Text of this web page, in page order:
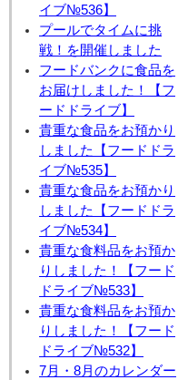
イブ№536】
プールでタイムに挑
戦！を開催しました
フードバンクに食品を
お届けしました！【フ
ードドライブ】
貴重な食品をお預かり
しました【フードドラ
イブ№535】
貴重な食品をお預かり
しました【フードドラ
イブ№534】
貴重な食料品をお預か
りしました！【フード
ドライブ№533】
貴重な食料品をお預か
りしました！【フード
ドライブ№532】
7月・8月のカレンダー